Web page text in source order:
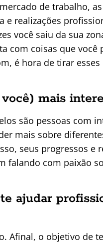
de trabalho,
e realizações
você saiu da sua
com coisas que
é hora de tirar
mais
são pessoas com
mais sobre
seus progressos e
falando com paixão
ajudar
Afinal, o objetivo de